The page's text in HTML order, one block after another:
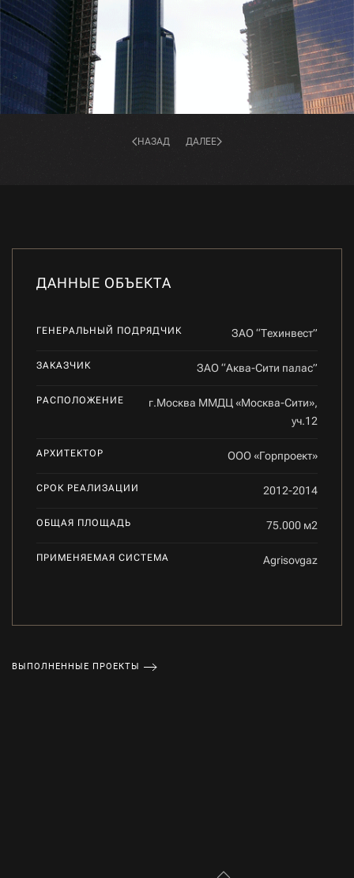
НАЗАД ДАЛЕЕ
ДАННЫЕ ОБЪЕКТА
ГЕНЕРАЛЬНЫЙ ПОДРЯДЧИК ЗАО “Техинвест”
ЗАКАЗЧИК ЗАО “Аква-Сити палас”
РАСПОЛОЖЕНИЕ
г.Москва ММДЦ «Москва-Сити»,
уч.12
АРХИТЕКТОР ООО «Горпроект»
СРОК РЕАЛИЗАЦИИ 2012-2014
ОБЩАЯ ПЛОЩАДЬ 75.000 м2
ПРИМЕНЯЕМАЯ СИСТЕМА Agrisovgaz
ВЫПОЛНЕННЫЕ ПРОЕКТЫ